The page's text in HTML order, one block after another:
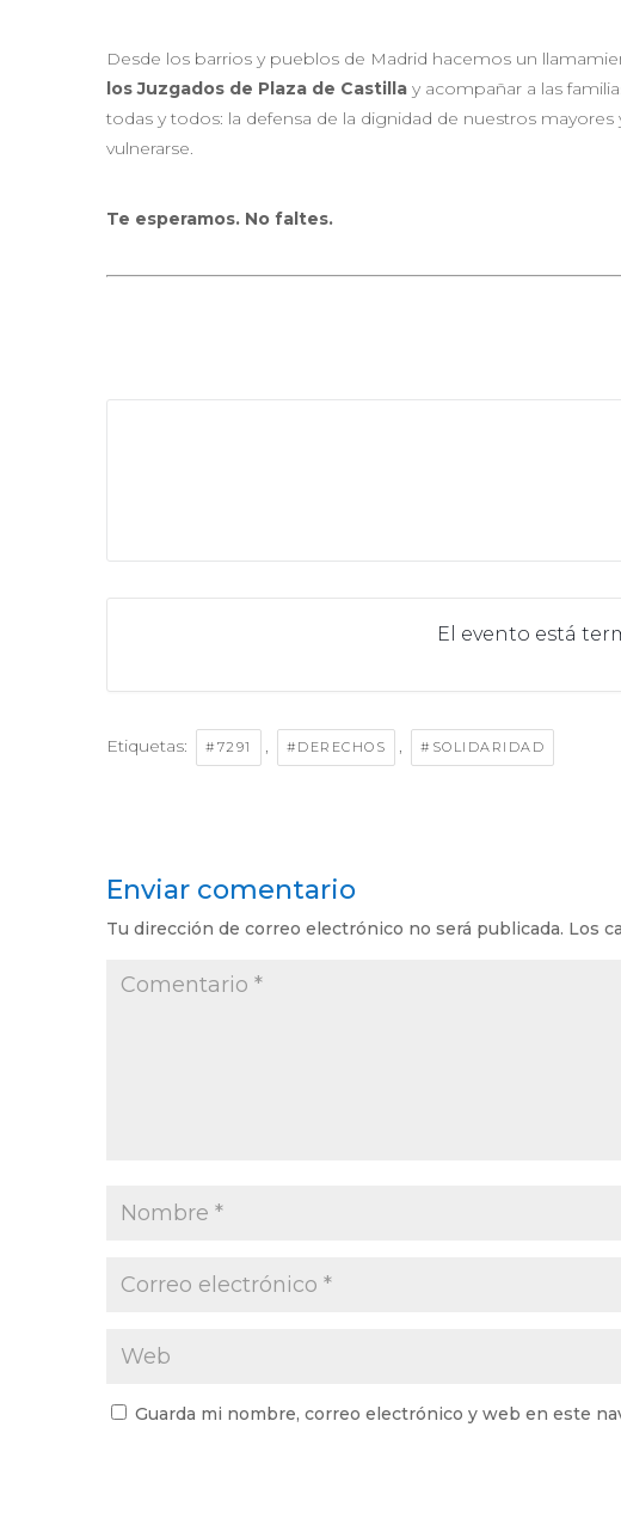
Desde los barrios y pueblos de Madrid hacemos un
los Juzgados de Plaza de Castilla y acompañar a las
todas y todos: la defensa de la dignidad de nuestros
vulnerarse.
Te esperamos. No faltes.
El evento está
Etiquetas: #7291 , #DERECHOS , #SOLIDARIDAD
Enviar comentario
Tu dirección de correo electrónico no será publicada. Los
Guarda mi nombre, correo electrónico y web en este